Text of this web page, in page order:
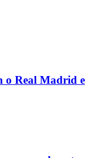
o Real Madrid e